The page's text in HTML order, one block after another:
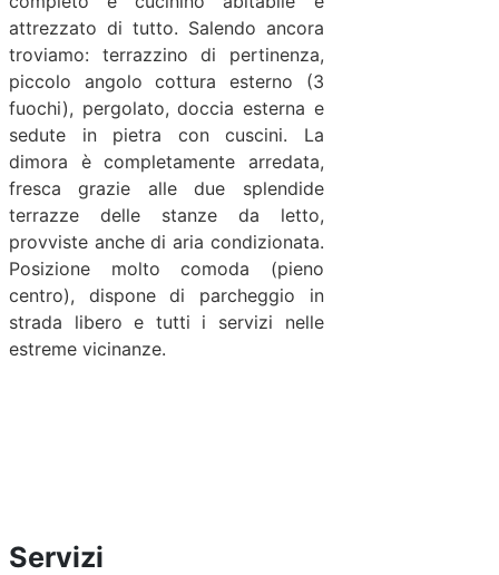
attrezzato di tutto. Salendo ancora
troviamo: terrazzino di pertinenza,
piccolo angolo cottura esterno (3
fuochi), pergolato, doccia esterna e
sedute in pietra con cuscini. La
dimora è completamente arredata,
fresca grazie alle due splendide
terrazze delle stanze da letto,
provviste anche di aria condizionata.
Posizione molto comoda (pieno
centro), dispone di parcheggio in
strada libero e tutti i servizi nelle
estreme vicinanze.
Servizi